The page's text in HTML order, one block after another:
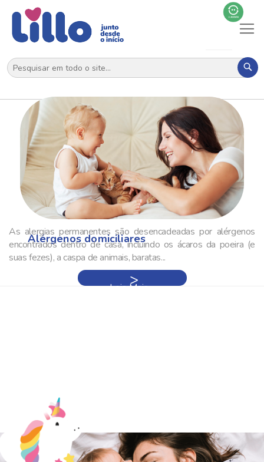
Alérgenos domiciliares
As alergias permanentes são desencadeadas por alérgenos
encontrados dentro de casa, incluindo os ácaros da poeira (e
suas fezes), a caspa de animais, baratas...
Leia Mais »